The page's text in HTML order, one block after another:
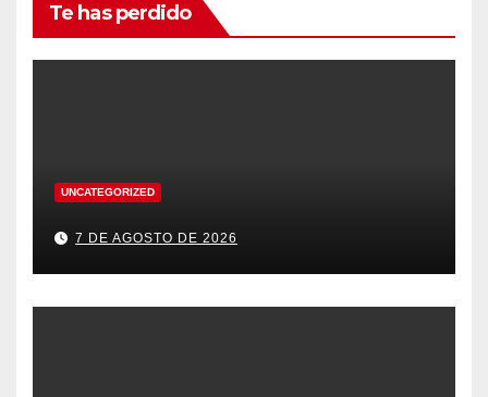
Te has perdido
UNCATEGORIZED
7 DE AGOSTO DE 2026